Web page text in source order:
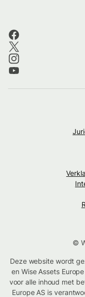
©
Deze website wordt
en Wise Assets
voor alle inhoud met
Europe AS is